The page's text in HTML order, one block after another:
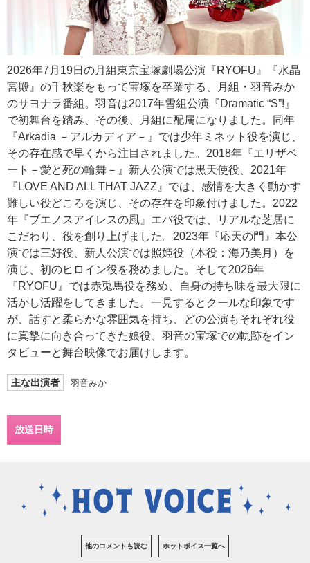
2026年7月19日の月組東京宝塚劇場公演『RYOFU』『水晶
宮殿』の千秋楽をもって宝塚を卒業する、月組・羽音みか
のサヨナラ番組。羽音は2017年雪組公演『Dramatic “S”!』
で初舞台を踏み、その後、月組に配属になりました。同年
『Arkadia －アルカディア－』では少年ミネット役を演じ、
その存在感で早くから注目されました。2018年『エリザベ
ート－愛と死の輪舞－』新人公演では黒天使役、2021年
『LOVE AND ALL THAT JAZZ』では、感情を大きく動かす
難しい役どころを演じ、その存在を印象付けました。2022
年『ブエノスアイレスの風』エバ役では、リアルな芝居に
こだわり、役を創り上げました。2023年『応天の門』本公
演では三好役、新人公演では照姫役（本役：海乃美月）を
演じ、初のヒロイン役を務めました。そして2026年
『RYOFU』では赤兎馬役を務め、自身の持ち味を最大限に
活かし活躍をしてきました。一見するとクールな印象です
が、話すと柔らかな雰囲気を持ち、どの公演もそれぞれ役
に真摯に向き合ってきた娘役、羽音の宝塚での軌跡をイン
タビューと舞台映像でお届けします。
主な出演者 羽音みか
放送日時
他のコメントも読む ホットボイス一覧へ